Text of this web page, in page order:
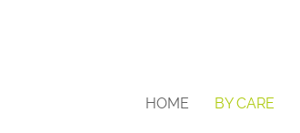
HOME BY CARE